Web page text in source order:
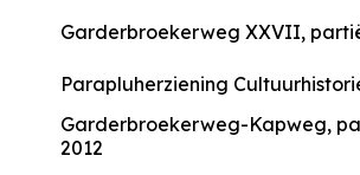
Garderbroekerweg XXVII,
Parapluherziening
Garderbroekerweg-Kapweg,
2012